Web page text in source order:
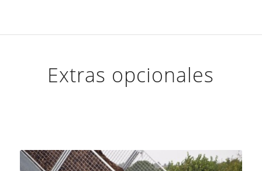
Extras opcionales